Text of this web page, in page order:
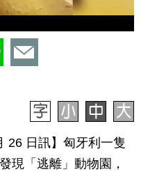
26 日訊】匈牙利一隻
現「逃離」動物園，